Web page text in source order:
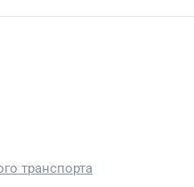
транспорта